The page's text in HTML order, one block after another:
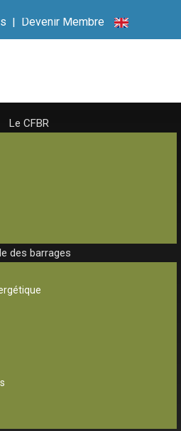
| Devenir Membre
Le CFBR
des barrages